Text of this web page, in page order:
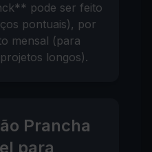
pode ser feito
pontuais), por
mensal (para
longos).
Prancha
para